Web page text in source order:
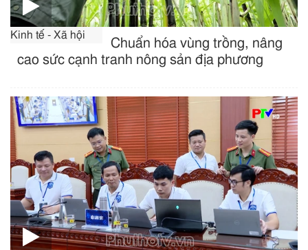
Kinh tế - Xã hội
Chuẩn hóa vùng trồng, nâng
cao sức cạnh tranh nông sản địa phương